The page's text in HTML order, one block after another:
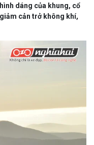
dáng của khung, cổ
cản trở không khí,